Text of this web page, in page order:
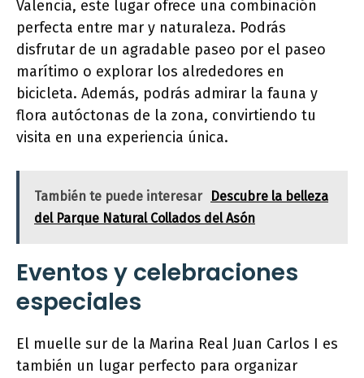
Valencia, este lugar ofrece una combinación
perfecta entre mar y naturaleza. Podrás
disfrutar de un agradable paseo por el paseo
marítimo o explorar los alrededores en
bicicleta. Además, podrás admirar la fauna y
flora autóctonas de la zona, convirtiendo tu
visita en una experiencia única.
También te puede interesar
Descubre la belleza
del Parque Natural Collados del Asón
Eventos y celebraciones
especiales
El muelle sur de la Marina Real Juan Carlos I es
también un lugar perfecto para organizar